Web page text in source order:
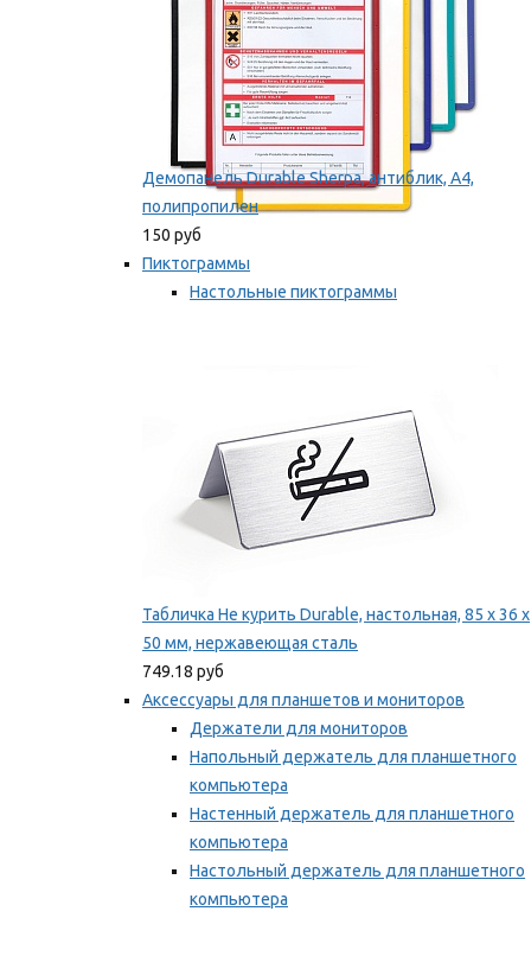
Демопанель Durable Sherpa, антиблик, А4,
полипропилен
150 руб
Пиктограммы
Настольные пиктограммы
Табличка Не курить Durable, настольная, 85 x 36 x
50 мм, нержавеющая сталь
749.18 руб
Аксессуары для планшетов и мониторов
Держатели для мониторов
Напольный держатель для планшетного
компьютера
Настенный держатель для планшетного
компьютера
Настольный держатель для планшетного
компьютера